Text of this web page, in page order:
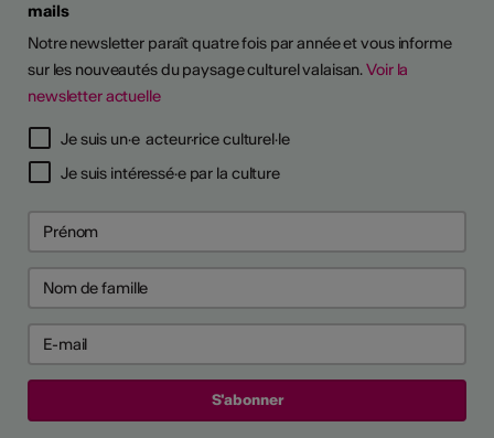
mails
Notre newsletter paraît quatre fois par année et vous informe
sur les nouveautés du paysage culturel valaisan.Voir la
newsletter actuelle
Je suis un·e acteur·rice culturel·le
Je suis intéressé·e par la culture